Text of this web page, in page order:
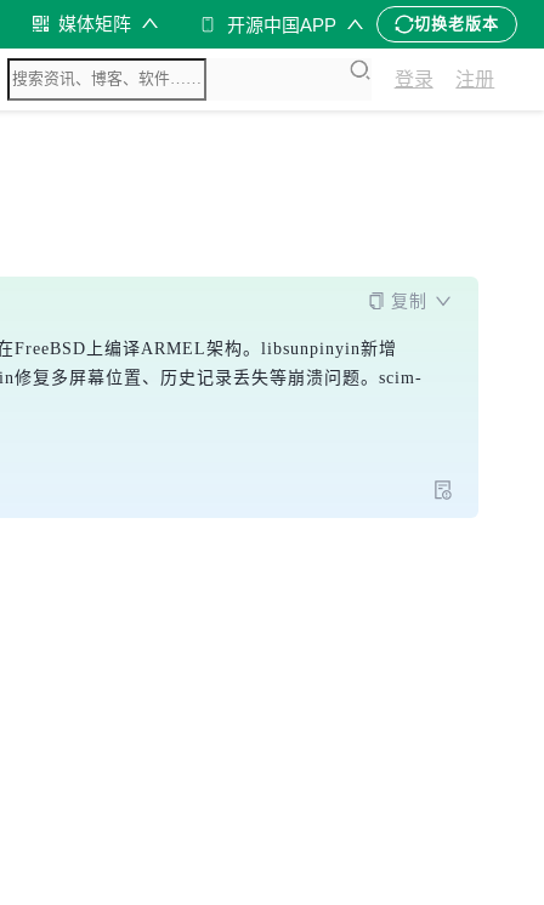
媒体矩阵 开源中国APP 切换老版本
登录 注册
复制
FreeBSD上编译ARMEL架构。libsunpinyin新增
修复多屏幕位置、历史记录丢失等崩溃问题。scim-